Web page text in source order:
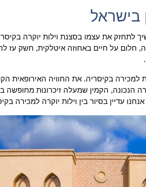
בישראל
לתחזק את עצמו בסצנת וילות יוקרה
חלום על חיים באחוזה איטלקית, חשק עז
למכירה בקיסריה. את החוויה האירופאית
הנכונה, הקמין שמעלה זיכרונות מחופשה
עדיין בסיור בין וילות יוקרה למכירה